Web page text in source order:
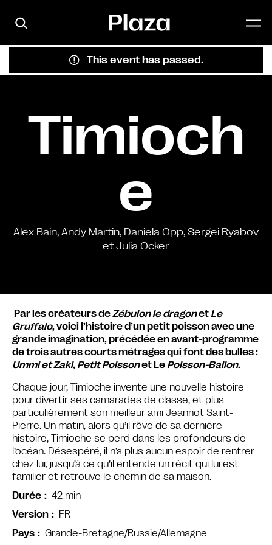
This event has passed.
Timioch
e
Alex Bain, Andy Martin, Daniela Opp, Sergei Ryabov
et Julia Ocker
Par les créateurs deZébulon le dragonet Le
Gruffalo, voici l’histoire d’un petit poisson avec une
grande imagination, précédée en avant-programme
de trois autres courts métrages qui font des bulles :
Ummi et Zaki, Petit Poissonet Le Poisson-Ballon.
Chaque jour, Timioche invente une nouvelle histoire
pour divertir ses camarades de classe, et plus
particulièrement son meilleur ami Jeannot Saint-
Pierre. Un matin, alors qu’il rêve de sa dernière
histoire, Timioche se perd dans les profondeurs de
l’océan. Désespéré, il n’a plus aucun espoir de rentrer
chez lui, jusqu’à ce qu’il entende un récit qui lui est
familier et retrouve le chemin de sa maison.
Durée
42 min
Version
FR
Pays
Grande-Bretagne/Russie/Allemagne